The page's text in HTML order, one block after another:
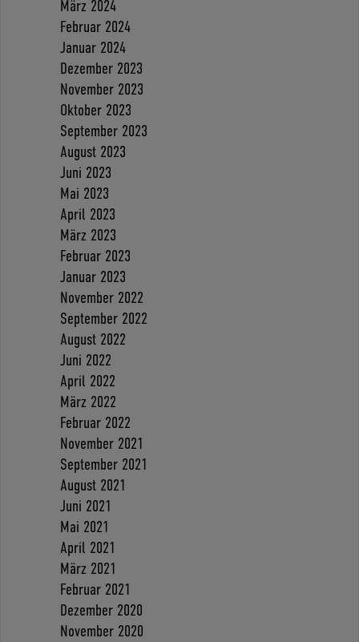
März 2024
Februar 2024
Januar 2024
Dezember 2023
November 2023
Oktober 2023
September 2023
August 2023
Juni 2023
Mai 2023
April 2023
März 2023
Februar 2023
Januar 2023
November 2022
September 2022
August 2022
Juni 2022
April 2022
März 2022
Februar 2022
November 2021
September 2021
August 2021
Juni 2021
Mai 2021
April 2021
März 2021
Februar 2021
Dezember 2020
November 2020